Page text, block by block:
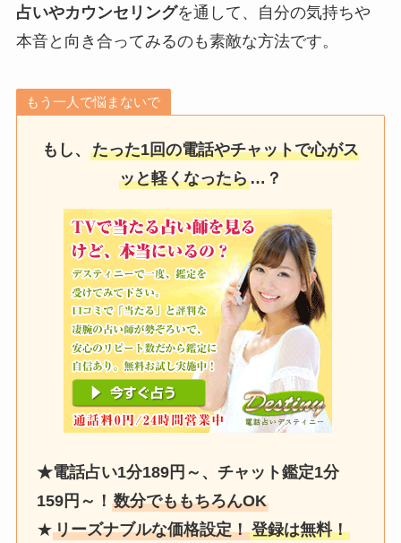
占いやカウンセリングを通して、自分の気持ちや
本音と向き合ってみるのも素敵な方法です。
もう一人で悩まないで
もし、 たった1回の電話やチャットで心がス
ッと軽くなったら …？
★電話占い1分189円～、チャット鑑定1分
159円～！数分でももちろんOK
★リーズナブルな価格設定！ 登録は無料！